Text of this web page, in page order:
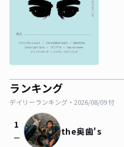
ランキング
デイリーランキング・ 2026/08/09付
1
check_indeterminate_small the奥歯's